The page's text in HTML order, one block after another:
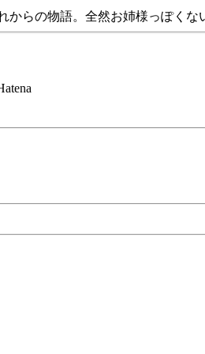
からの物語。全然お姉様っぽくな